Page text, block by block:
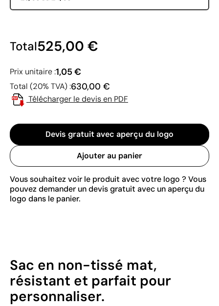
Total525,00 €
Prix unitaire :1,05 €
Total (20% TVA) :630,00 €
Télécharger le devis en PDF
Devis gratuit avec aperçu du logo
Ajouter au panier
Vous souhaitez voir le produit avec votre logo ? Vous
pouvez demander un devis gratuit avec un aperçu du
logo dans le panier.
Sac en non-tissé mat,
résistant et parfait pour
personnaliser.